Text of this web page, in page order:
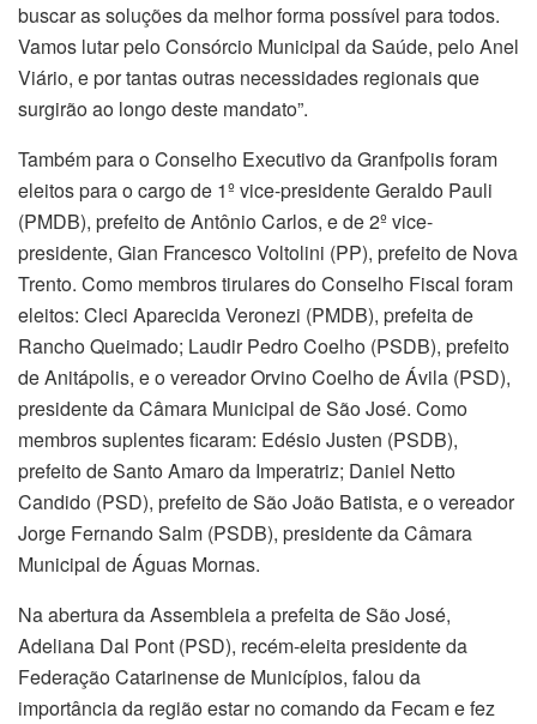
buscar as soluções da melhor forma possível para todos.
Vamos lutar pelo Consórcio Municipal da Saúde, pelo Anel
Viário, e por tantas outras necessidades regionais que
surgirão ao longo deste mandato”.
Também para o Conselho Executivo da Granfpolis foram
eleitos para o cargo de 1º vice-presidente Geraldo Pauli
(PMDB), prefeito de Antônio Carlos, e de 2º vice-
presidente, Gian Francesco Voltolini (PP), prefeito de Nova
Trento. Como membros tirulares do Conselho Fiscal foram
eleitos: Cleci Aparecida Veronezi (PMDB), prefeita de
Rancho Queimado; Laudir Pedro Coelho (PSDB), prefeito
de Anitápolis, e o vereador Orvino Coelho de Ávila (PSD),
presidente da Câmara Municipal de São José. Como
membros suplentes ficaram: Edésio Justen (PSDB),
prefeito de Santo Amaro da Imperatriz; Daniel Netto
Candido (PSD), prefeito de São João Batista, e o vereador
Jorge Fernando Salm (PSDB), presidente da Câmara
Municipal de Águas Mornas.
Na abertura da Assembleia a prefeita de São José,
Adeliana Dal Pont (PSD), recém-eleita presidente da
Federação Catarinense de Municípios, falou da
importância da região estar no comando da Fecam e fez